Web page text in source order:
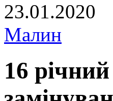
23.01.2020
Малин
16